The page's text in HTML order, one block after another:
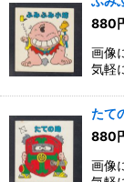
880
画像
気軽
たて
880
画像